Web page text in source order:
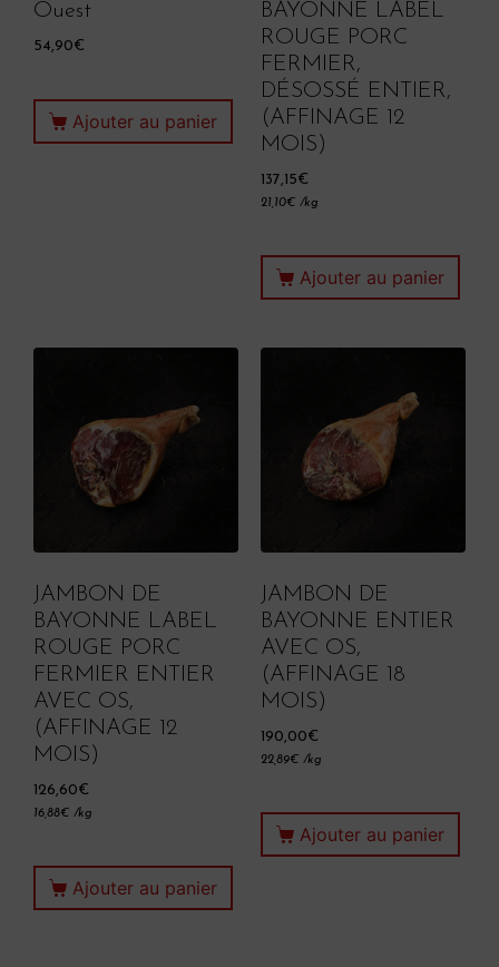
Ouest
54,90€
Ajouter au panier
BAYONNE LABEL
ROUGE PORC
FERMIER,
DÉSOSSÉ ENTIER,
(AFFINAGE 12
MOIS)
137,15€
21,10€ /kg
Ajouter au panier
JAMBON DE
BAYONNE LABEL
ROUGE PORC
FERMIER ENTIER
AVEC OS,
(AFFINAGE 12
MOIS)
126,60€
16,88€ /kg
Ajouter au panier
JAMBON DE
BAYONNE ENTIER
AVEC OS,
(AFFINAGE 18
MOIS)
190,00€
22,89€ /kg
Ajouter au panier